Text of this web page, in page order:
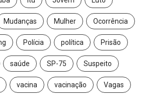
Mudanças Mulher Ocorrência
Polícia política Prisão
saúde SP-75 Suspeito
vacina vacinação Vagas